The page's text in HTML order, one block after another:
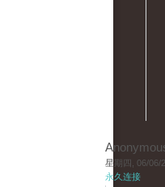
星期四, 06/06/
永久连接